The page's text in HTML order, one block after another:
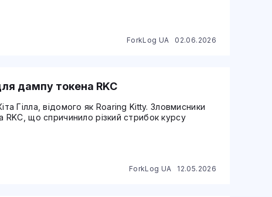
ForkLog UA 02.06.2026
дампу токена RKC
Гілла, відомого як Roaring Kitty. Зловмисники
RKC, що спричинило різкий стрибок курсу
ForkLog UA 12.05.2026